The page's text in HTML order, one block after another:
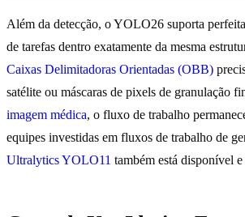
Além da detecção, o YOLO26 suporta
de tarefas dentro exatamente da mesma
Caixas Delimitadoras Orientadas (OBB)
satélite ou máscaras de pixels de granulação
imagem médica, o fluxo de trabalho
equipes investidas em fluxos de trabalho de
Ultralytics YOLO11 também está disponível